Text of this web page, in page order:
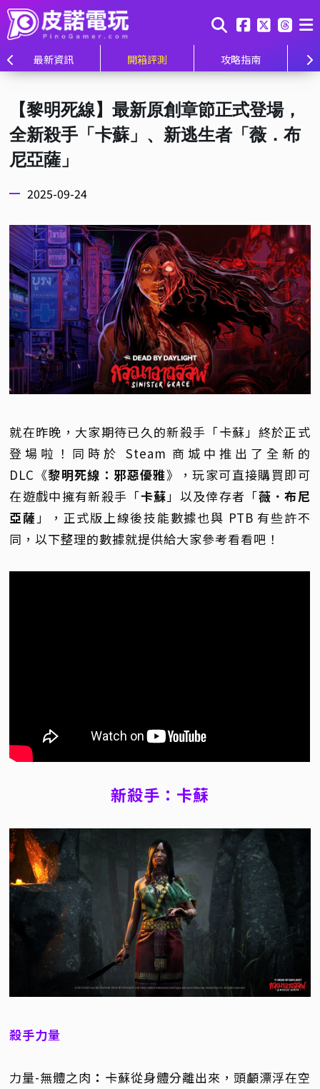
最新資訊 開箱評測 攻略指南
【黎明死線】最新原創章節正式登場，
全新殺手「卡蘇」、新逃生者「薇．布
尼亞薩」
2025-09-24
就在昨晚，大家期待已久的新殺手「卡蘇」終於正式
登場啦！同時於 Steam 商城中推出了全新的
DLC《黎明死線：邪惡優雅》，玩家可直接購買即可
在遊戲中擁有新殺手「卡蘇 」以及倖存者「薇．布尼
亞薩 」，正式版上線後技能數據也與 PTB 有些許不
同，以下整理的數據就提供給大家參考看看吧！
新殺手：卡蘇
殺手力量
力量-無體之肉 ： 卡蘇從身體分離出來，頭顱漂浮在空